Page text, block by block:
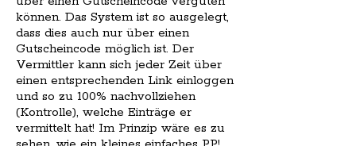
können. Das System ist so ausgelegt,
dass dies auch nur über einen
Gutscheincode möglich ist. Der
Vermittler kann sich jeder Zeit über
einen entsprechenden Link einloggen
und so zu 100% nachvollziehen
(Kontrolle), welche Einträge er
vermittelt hat! Im Prinzip wäre es zu